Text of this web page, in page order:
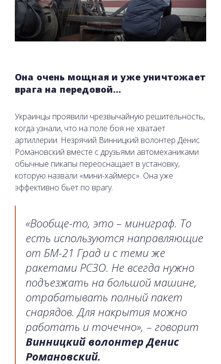
Она очень мощная и уже уничтожает
врага на передовой…
Украинцы проявили чрезвычайную решительность,
когда узнали, что на поле боя не хватает
артиллерии. Незрячий Винницкий волонтер Денис
Романовский вместе с друзьями автомеханиками
обычные пикапы переоснащает в установку,
которую назвали «мини-хаймерс». Она уже
эффективно бьет по врагу.
«Вообще-то, это – миниграф. То
есть используются направляющие
от БМ-21 Град и с теми же
ракетами РСЗО. Не всегда нужно
подъезжать на большой машине,
отрабатывать полный пакет
снарядов. Для накрытия можно
работать и точечно», – говорит
Винницкий волонтер Денис
Романовский.